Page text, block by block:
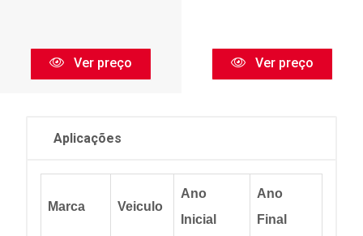
Ver preço Ver preço
Aplicações
Marca Veiculo
Ano
Inicial
Ano
Final